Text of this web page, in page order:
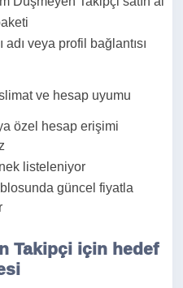
adı veya profil bağlantısı
ve hesap uyumu
özel hesap erişimi
listeleniyor
güncel fiyatla
Takipçi için hedef